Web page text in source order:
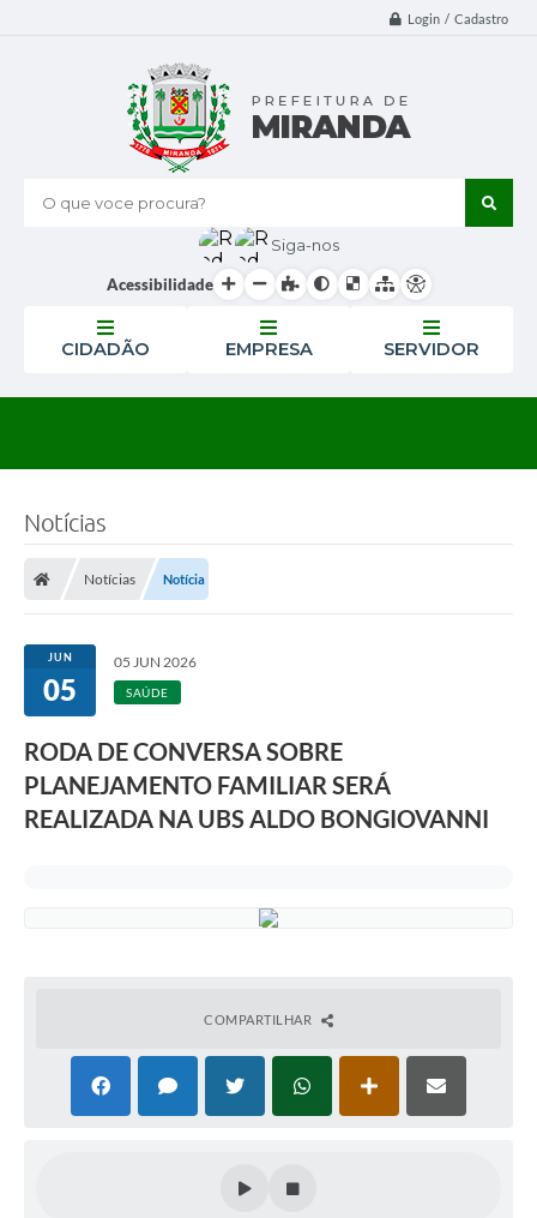
Login / Cadastro
O que voce procura?
Siga-nos
Acessibilidade
CIDADÃO EMPRESA SERVIDOR
Notícias
Notícias Notícia
JUN
05
05 JUN 2026
SAÚDE
RODA DE CONVERSA SOBRE
PLANEJAMENTO FAMILIAR SERÁ
REALIZADA NA UBS ALDO BONGIOVANNI
COMPARTILHAR